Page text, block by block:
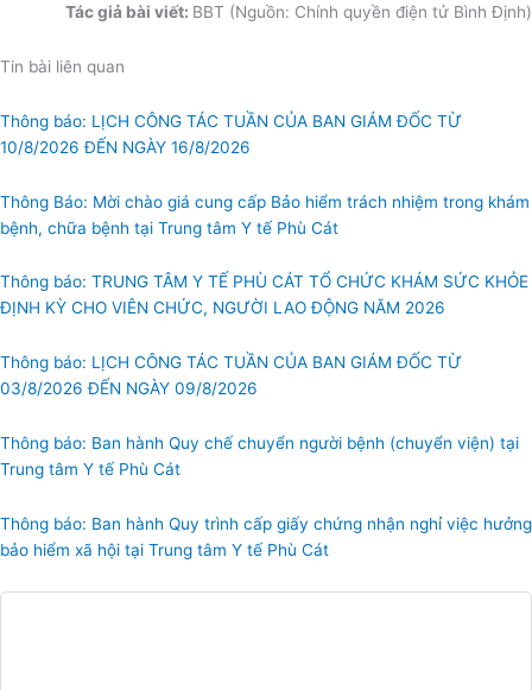
Tác giả bài viết: BBT (Nguồn: Chính quyền điện tử Bình Định)
Tin bài liên quan
Thông báo: LỊCH CÔNG TÁC TUẦN CỦA BAN GIÁM ĐỐC TỪ
10/8/2026 ĐẾN NGÀY 16/8/2026
Thông Báo: Mời chào giá cung cấp Bảo hiểm trách nhiệm trong khám
bệnh, chữa bệnh tại Trung tâm Y tế Phù Cát
Thông báo: TRUNG TÂM Y TẾ PHÙ CÁT TỔ CHỨC KHÁM SỨC KHỎE
ĐỊNH KỲ CHO VIÊN CHỨC, NGƯỜI LAO ĐỘNG NĂM 2026
Thông báo: LỊCH CÔNG TÁC TUẦN CỦA BAN GIÁM ĐỐC TỪ
03/8/2026 ĐẾN NGÀY 09/8/2026
Thông báo: Ban hành Quy chế chuyển người bệnh (chuyển viện) tại
Trung tâm Y tế Phù Cát
Thông báo: Ban hành Quy trình cấp giấy chứng nhận nghỉ việc hưởng
bảo hiểm xã hội tại Trung tâm Y tế Phù Cát